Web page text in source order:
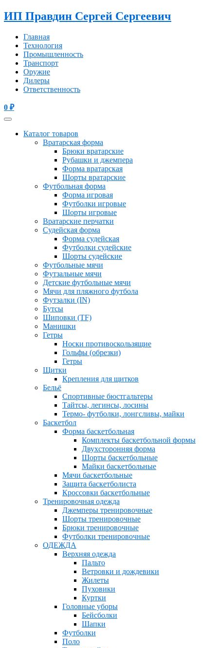
ИП Правдин Сергей Сергеевич
Главная
Технология
Промышленность
Транспорт
Оружие
Дилеры
Ответственность
0 ₽
Каталог товаров
Вратарская форма
Брюки вратарские
Рубашки и джемпера
Форма вратарская
Шорты вратарские
Футбольная форма
Форма игровая
Футболки игровые
Шорты игровые
Вратарские перчатки
Судейская форма
Форма судейская
Футболки судейские
Шорты судейские
Футбольные мячи
Футзальные мячи
Детские футбольные мячи
Мячи для пляжного футбола
Футзалки (IN)
Бутсы
Шиповки (TF)
Манишки
Гетры
Носки противоскользящие
Гольфы (обрезки)
Гетры
Щитки
Крепления для щитков
Бельё
Спортивные бюстгальтеры
Тайтсы, легинсы, лосины
Термо- футболки, лонгсливы, майки
Баскетбол
Форма баскетбольная
Комплекты баскетбольной формы
Двухсторонняя форма
Шорты баскетбольные
Майки баскетбольные
Мячи баскетбольные
Защита баскетболиста
Кроссовки баскетбольные
Тренировочная одежда
Джемперы тренировочные
Шорты тренировочные
Брюки тренировочные
Футболки тренировочные
ОДЕЖДА
Верхняя одежда
Пальто
Ветровки и дождевики
Жилеты
Пуховики
Куртки
Головные уборы
Бейсболки
Шапки
Футболки
Поло